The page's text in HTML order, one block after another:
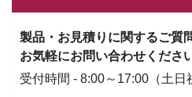
製品・お見積りに関するご質
お気軽にお問い合わせください
受付時間 - 8:00～17:00（土日